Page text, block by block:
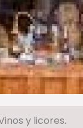
y licores.